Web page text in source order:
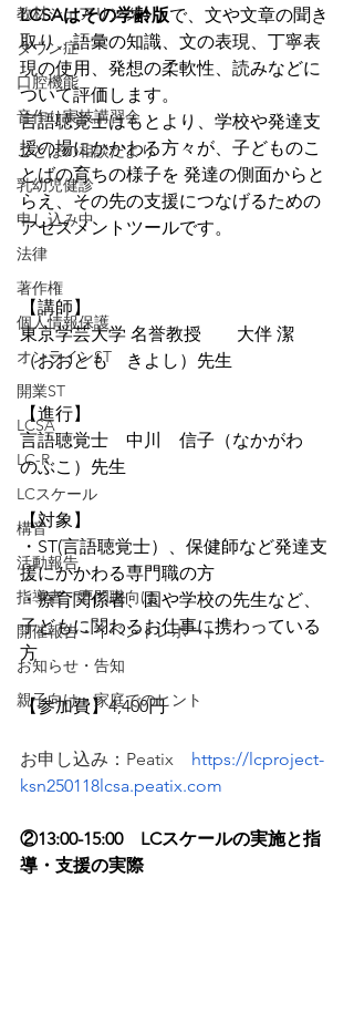
教材シェアリング
ダウン症
口腔機能
音作り実技講習会
ことばの相談だより
乳幼児健診
申し込み中
法律
著作権
個人情報保護
オンラインST
開業ST
LCSA
LC-R
LCスケール
構音
活動報告
指導者・専門職向け
開催報告・イベントレポート
お知らせ・告知
親子向け・家庭でのヒント
LCSAはその学齢版で、文や文章の聞き
取り、語彙の知識、文の表現、丁寧表
現の使用、発想の柔軟性、読みなどに
ついて評価します。
言語聴覚士はもとより、学校や発達支
援の場にかかわる方々が、子どものこ
とばの育ちの様子を 発達の側面からと
らえ、その先の支援につなげるための
アセスメントツールです。
【講師】
東京学芸大学 名誉教授　　大伴 潔
（おおとも　きよし）先生
【進行】
言語聴覚士　中川　信子（なかがわ
のぶこ）先生
【対象】
・ST(言語聴覚士）、保健師など発達支
援にかかわる専門職の方
・療育関係者、園や学校の先生など、
子どもに関わるお仕事に携わっている
方
【参加費】4,400円
お申し込み： Peatix
https://lcproject-
ksn250118lcsa.peatix.com
②13:00-15:00　LCスケールの実施と指
導・支援の実際